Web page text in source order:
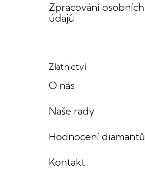
Zpracování osobních
údajů
Zlatnictví
O nás
Naše rady
Hodnocení diamantů
Kontakt